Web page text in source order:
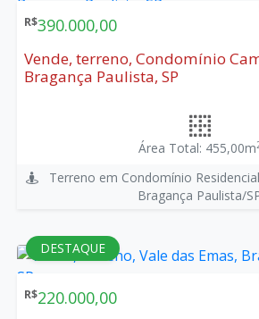
R$390.000,00
Vende, terreno, Condomínio
Bragança Paulista, SP
Área Total: 455,00m
Terreno em Condomínio
Bragança Paulista/
DESTAQUE
R$220.000,00